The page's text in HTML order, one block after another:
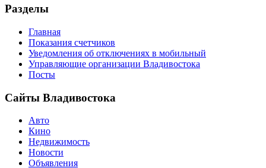
Разделы
Главная
Показания счетчиков
Уведомления об отключениях в мобильный
Управляющие организации Владивостока
Посты
Сайты Владивостока
Авто
Кино
Недвижимость
Новости
Объявления